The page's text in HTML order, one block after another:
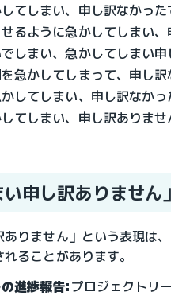
てしまい、申し訳なかった
るように急かしてしまい、
しまい、急かしてしまい申
急かしてしまって、申し訳
してしまい、申し訳なかっ
てしまい、申し訳ありませ
い申し訳ありませ
ありません」という表現は
ることがあります。
進捗報告:プロジェクトリ